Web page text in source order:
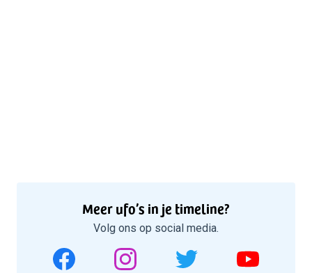
Meer ufo’s in je timeline?
Volg ons op social media.